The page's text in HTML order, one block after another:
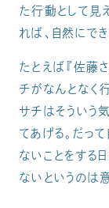
た行動として見
れば、自然にで
たとえば『佐藤
チがなんとなく
サチはそういう
てあげる。だっ
ないことをする
ないというのは